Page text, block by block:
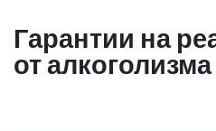
Гарантии на
от алкоголизма